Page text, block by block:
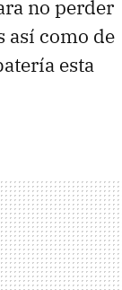
no perder
así como de
esta